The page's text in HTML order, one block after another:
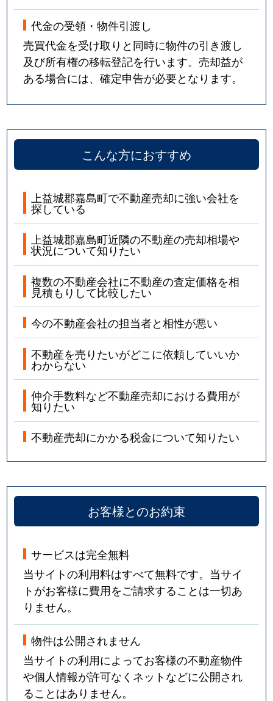
代金の受領・物件引渡し
売買代金を受け取りと同時に物件の引き渡し
及び所有権の移転登記を行います。売却益が
ある場合には、確定申告が必要となります。
こんな方におすすめ
上益城郡嘉島町で不動産売却に強い会社を
探している
上益城郡嘉島町近隣の不動産の売却相場や
状況について知りたい
複数の不動産会社に不動産の査定価格を相
見積もりして比較したい
今の不動産会社の担当者と相性が悪い
不動産を売りたいがどこに依頼していいか
わからない
仲介手数料など不動産売却における費用が
知りたい
不動産売却にかかる税金について知りたい
お客様とのお約束
サービスは完全無料
当サイトの利用料はすべて無料です。当サイ
トがお客様に費用をご請求することは一切あ
りません。
物件は公開されません
当サイトの利用によってお客様の不動産物件
や個人情報が許可なくネットなどに公開され
ることはありません。